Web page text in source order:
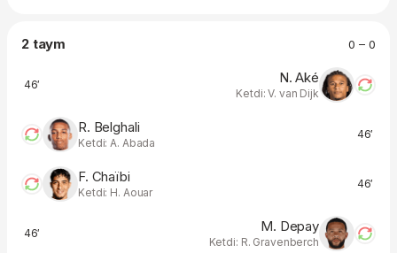
2 taym 0 – 0
46′ N. Aké
Ketdi: V. van Dijk
46′
R. Belghali
Ketdi: A. Abada
46′
F. Chaïbi
Ketdi: H. Aouar
46′ M. Depay
Ketdi: R. Gravenberch